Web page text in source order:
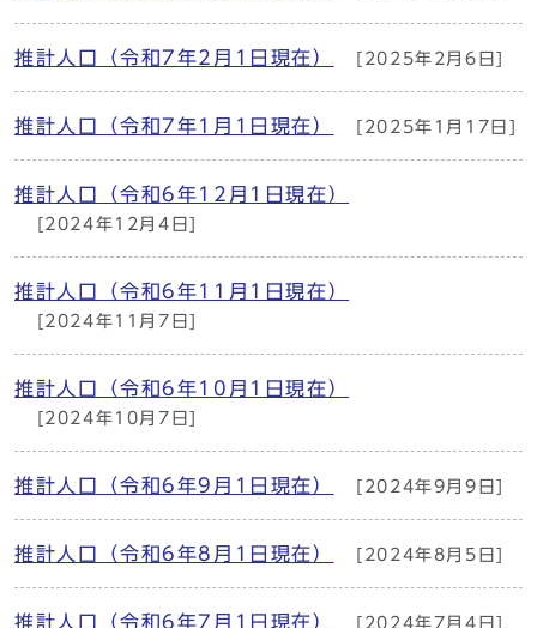
推計人口（令和7年2月1日現在） [2025年2月6日]
推計人口（令和7年1月1日現在） [2025年1月17日]
推計人口（令和6年12月1日現在）
[2024年12月4日]
推計人口（令和6年11月1日現在）
[2024年11月7日]
推計人口（令和6年10月1日現在）
[2024年10月7日]
推計人口（令和6年9月1日現在） [2024年9月9日]
推計人口（令和6年8月1日現在） [2024年8月5日]
推計人口（令和6年7月1日現在） [2024年7月4日]